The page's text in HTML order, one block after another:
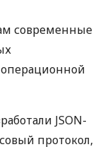
современные
JSON-
протокол,